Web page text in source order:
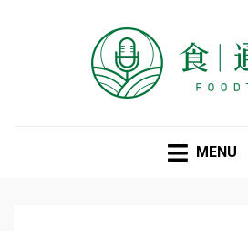
MENU